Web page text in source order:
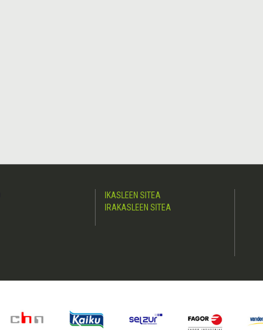
IKASLEEN SITEA
IRAKASLEEN SITEA